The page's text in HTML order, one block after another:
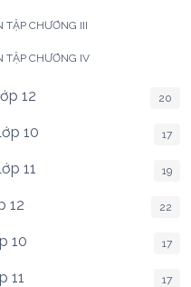
TẬP CHƯƠNG III
TẬP CHƯƠNG IV
12 20
10 17
11 19
12 22
10 17
11 17